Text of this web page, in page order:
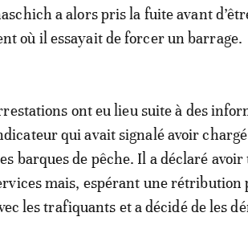
a alors pris la fuite avant
où il essayait de forcer un barrage.
ont eu lieu suite à des
qui avait signalé avoir chargé
barques de pêche. Il a déclaré
mais, espérant une rétribution
les trafiquants et a décidé de les